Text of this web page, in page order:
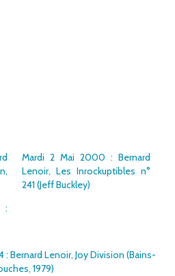
Mardi 2 Mai 2000 : Bernard
Lenoir, Les Inrockuptibles n°
241 (Jeff Buckley)
:
: Bernard Lenoir, Joy Division (Bains-
1979)